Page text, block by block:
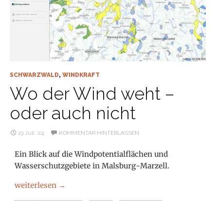
SCHWARZWALD, WINDKRAFT
Wo der Wind weht –
oder auch nicht
19 Juli ’24 KOMMENTAR HINTERLASSEN
Ein Blick auf die Windpotentialflächen und
Wasserschutzgebiete in Malsburg-Marzell.
Wo der Wind weht – oder auch nicht
weiterlesen →